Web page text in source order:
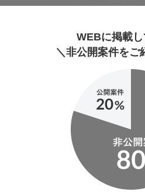
WEBに掲載
＼非公開案件をご